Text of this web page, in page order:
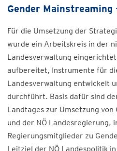
Gender
Für die Umsetzung der
wurde ein Arbeitskreis in der
Landesverwaltung
aufbereitet, Instrumente für
Landesverwaltung entwickelt
durchführt. Basis dafür sind
Landtages zur Umsetzung
und der NÖ Landesregierung,
Regierungsmitglieder zu
Leitziel der NÖ Landespolitik